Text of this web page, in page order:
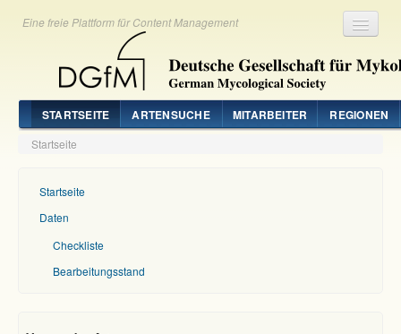
Eine freie Plattform für Content Management
STARTSEITE ARTENSUCHE MITARBEITER REGIONEN
Startseite
Startseite
Daten
Checkliste
Bearbeitungsstand